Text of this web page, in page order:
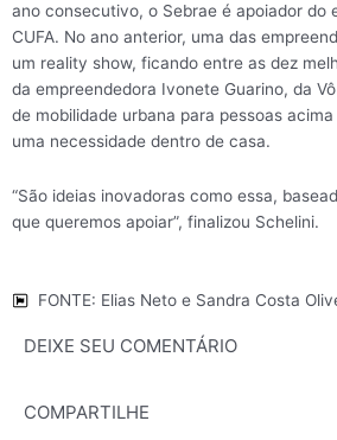
ano consecutivo, o Sebrae é apoiador do
CUFA. No ano anterior, uma das
um reality show, ficando entre as dez
da empreendedora Ivonete Guarino, da
de mobilidade urbana para pessoas
uma necessidade dentro de casa.
“São ideias inovadoras como essa,
que queremos apoiar”, finalizou Schelini.
FONTE: Elias Neto e Sandra Costa
DEIXE SEU COMENTÁRIO
COMPARTILHE